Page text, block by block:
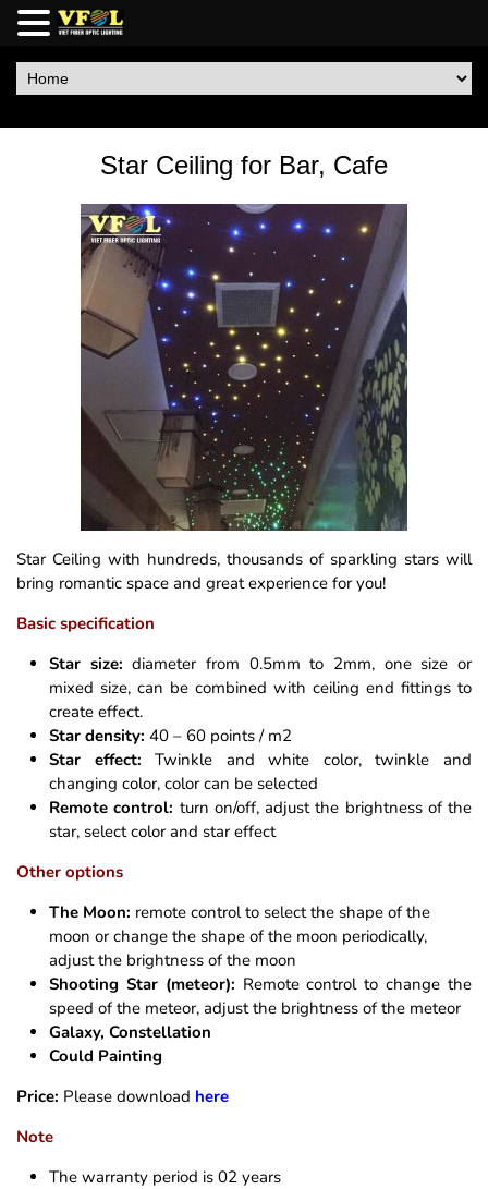
Star Ceiling for Bar, Cafe
Star Ceiling with hundreds, thousands of sparkling stars will
bring romantic space and great experience for you!
Basic specification
Star size: diameter from 0.5mm to 2mm, one size or
mixed size, can be combined with ceiling end fittings to
create effect.
Star density: 40 – 60 points / m2
Star effect: Twinkle and white color, twinkle and
changing color, color can be selected
Remote control: turn on/off, adjust the brightness of the
star, select color and star effect
Other options
The Moon: remote control to select the shape of the
moon or change the shape of the moon periodically,
adjust the brightness of the moon
Shooting Star (meteor): Remote control to change the
speed of the meteor, adjust the brightness of the meteor
Galaxy, Constellation
Could Painting
Price: Please download here
Note
The warranty period is 02 years